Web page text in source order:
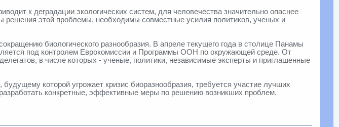
к деградации экологических систем, для человечества значительно опаснее
решения этой проблемы, необходимы совместные усилия политиков, ученых и
биологического разнообразия. В апреле текущего года в столице Панамы
под контролем Еврокомиссии и Программы ООН по окружающей среде. От
в числе которых - ученые, политики, независимые эксперты и приглашенные
которой угрожает кризис биоразнообразия, требуется участие лучших
конкретные, эффективные меры по решению возникших проблем.